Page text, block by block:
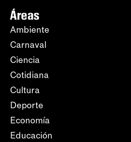
Áreas
Ambiente
Carnaval
Ciencia
Cotidiana
Cultura
Deporte
Economía
Educación